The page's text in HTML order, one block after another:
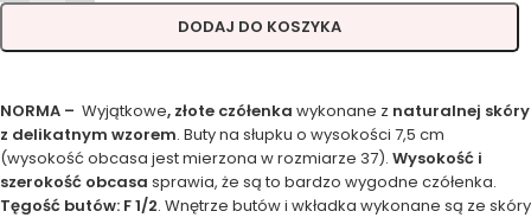
DODAJ DO KOSZYKA
NORMA – Wyjątkowe, złote czółenka wykonane z naturalnej skóry
z delikatnym wzorem. Buty na słupku o wysokości 7,5 cm
(wysokość obcasa jest mierzona w rozmiarze 37). Wysokość i
szerokość obcasa sprawia, że są to bardzo wygodne czółenka.
Tęgość butów: F 1/2. Wnętrze butów i wkładka wykonane są ze skóry